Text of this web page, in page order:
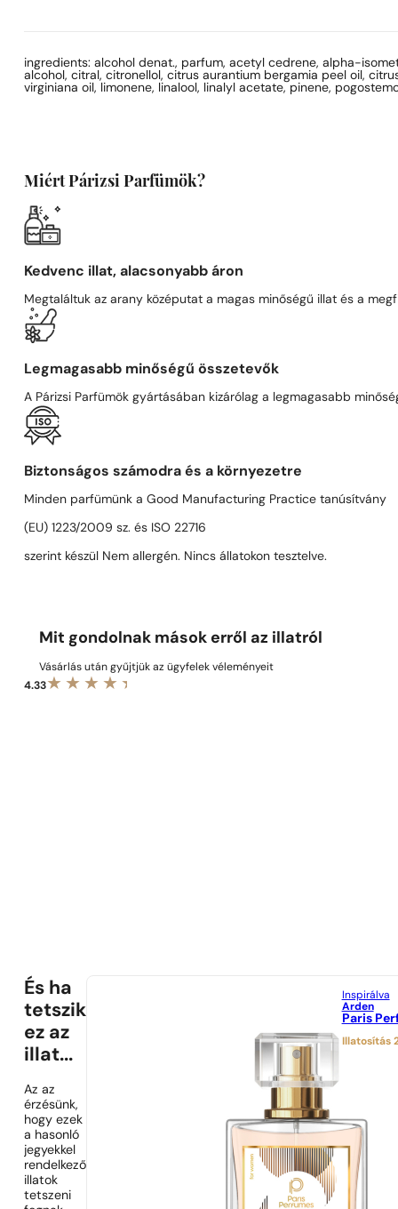
ingredients: alcohol denat., parfum, acetyl cedrene, alpha-
alcohol, citral, citronellol, citrus aurantium bergamia peel oil,
virginiana oil, limonene, linalool, linalyl acetate, pinene,
Miért Párizsi Parfümök?
Kedvenc illat, alacsonyabb áron
Megtaláltuk az arany középutat a magas minőségű illat és a
Legmagasabb minőségű összetevők
A Párizsi Parfümök gyártásában kizárólag a legmagasabb
Biztonságos számodra és a környezetre
Minden parfümünk a Good Manufacturing Practice tanúsítvány
(EU) 1223/2009 sz. és ISO 22716
szerint készül Nem allergén. Nincs állatokon tesztelve.
Mit gondolnak mások erről az illatról
Vásárlás után gyűjtjük az ügyfelek véleményeit
4.33
És ha
tetszik
ez az
illat...
Az az
érzésünk,
hogy ezek
a hasonló
jegyekkel
rendelkező
illatok
tetszeni
Inspirálva
Arden
Paris
Illatosítás